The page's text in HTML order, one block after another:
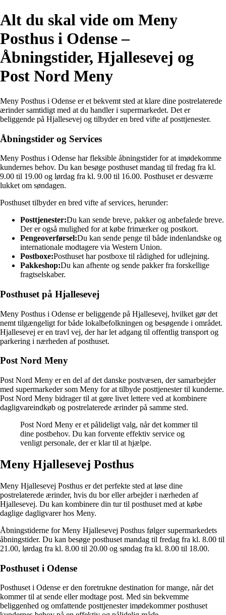
Alt du skal vide om Meny
Posthus i Odense –
Åbningstider, Hjallesevej og
Post Nord Meny
Meny Posthus i Odense er et bekvemt sted at klare dine postrelaterede
ærinder samtidigt med at du handler i supermarkedet. Det er
beliggende på Hjallesevej og tilbyder en bred vifte af posttjenester.
Åbningstider og Services
Meny Posthus i Odense har fleksible åbningstider for at imødekomme
kundernes behov. Du kan besøge posthuset mandag til fredag fra kl.
9.00 til 19.00 og lørdag fra kl. 9.00 til 16.00. Posthuset er desværre
lukket om søndagen.
Posthuset tilbyder en bred vifte af services, herunder:
Posttjenester:Du kan sende breve, pakker og anbefalede breve.
Der er også mulighed for at købe frimærker og postkort.
Pengeoverførsel:Du kan sende penge til både indenlandske og
internationale modtagere via Western Union.
Postboxe:Posthuset har postboxe til rådighed for udlejning.
Pakkeshop:Du kan afhente og sende pakker fra forskellige
fragtselskaber.
Posthuset på Hjallesevej
Meny Posthus i Odense er beliggende på Hjallesevej, hvilket gør det
nemt tilgængeligt for både lokalbefolkningen og besøgende i området.
Hjallesevej er en travl vej, der har let adgang til offentlig transport og
parkering i nærheden af posthuset.
Post Nord Meny
Post Nord Meny er en del af det danske postvæsen, der samarbejder
med supermarkeder som Meny for at tilbyde posttjenester til kunderne.
Post Nord Meny bidrager til at gøre livet lettere ved at kombinere
dagligvareindkøb og postrelaterede ærinder på samme sted.
Post Nord Meny er et pålideligt valg, når det kommer til
dine postbehov. Du kan forvente effektiv service og
venligt personale, der er klar til at hjælpe.
Meny Hjallesevej Posthus
Meny Hjallesevej Posthus er det perfekte sted at løse dine
postrelaterede ærinder, hvis du bor eller arbejder i nærheden af
Hjallesevej. Du kan kombinere din tur til posthuset med at købe
daglige dagligvarer hos Meny.
Åbningstiderne for Meny Hjallesevej Posthus følger supermarkedets
åbningstider. Du kan besøge posthuset mandag til fredag fra kl. 8.00 til
21.00, lørdag fra kl. 8.00 til 20.00 og søndag fra kl. 8.00 til 18.00.
Posthuset i Odense
Posthuset i Odense er den foretrukne destination for mange, når det
kommer til at sende eller modtage post. Med sin bekvemme
beliggenhed og omfattende posttjenester imødekommer posthuset